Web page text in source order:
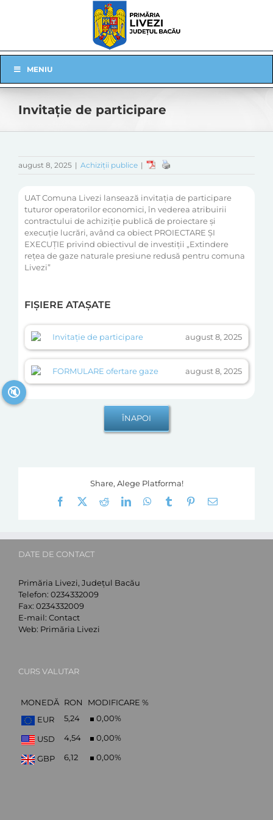
Navigation
MENIU
Invitație de participare
august 8, 2025 | Achiziții publice |
UAT Comuna Livezi lansează invitația de participare
tuturor operatorilor economici, în vederea atribuirii
contractului de achiziție publică de proiectare și
execuție lucrări, având ca obiect PROIECTARE ȘI
EXECUȚIE privind obiectivul de investiții „Extindere
rețea de gaze naturale presiune redusă pentru comuna
Livezi”
FIȘIERE ATAȘATE
Invitație de participare august 8, 2025
FORMULARE ofertare gaze august 8, 2025
Share, Alege Platforma!
Facebook
RedditLinkedInWhatsApp
Tumblr Pinterest
E-
DATE DE CONTACT
Primăria Livezi, Județul Bacău
Telefon: 0234332009
Fax: 0234332009
E-mail: Contact
Web: Primăria Livezi
CURS VALUTAR
MONEDĂ RON
MODIFICARE %
EUR
5,24 0,00%
USD 4,54 0,00%
GBP 6,12 0,00%
🔇